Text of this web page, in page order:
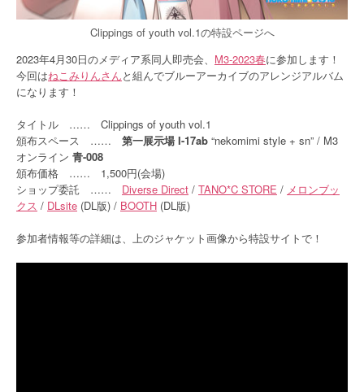
Clippings of youth vol.1の特設ページへ
2023年4月30日のメディア系同人即売会、 M3-2023春に参加します！
今回はねこみりんさんと組んでブルーアーカイブのアレンジアルバム
になります！
タイトル …… Clippings of youth vol.1
頒布スペース …… 第一展示場 I-17ab “nekomimi style + sn” / M3
オンライン 青-008
頒布価格 …… 1,500円(会場)
ショップ委託 …… Diverse Direct / TANO*C STORE / メロンブッ
クス / DLsite (DL版) / BOOTH (DL版)
参加者情報等の詳細は、上のジャケット画像から特設サイトで！